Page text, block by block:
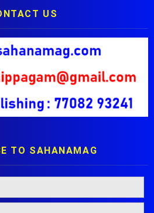
US
TO SAHANAMAG